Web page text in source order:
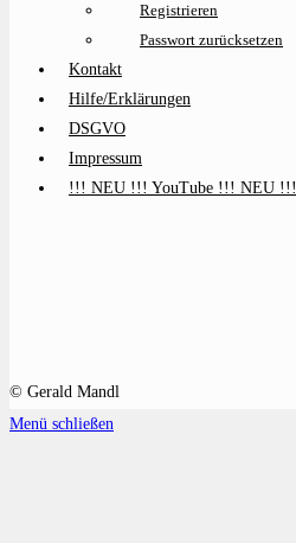
Registrieren
Passwort zurücksetzen
Kontakt
Hilfe/Erklärungen
DSGVO
Impressum
!!! NEU !!! YouTube !!! NEU !!!
© Gerald Mandl
Menü schließen